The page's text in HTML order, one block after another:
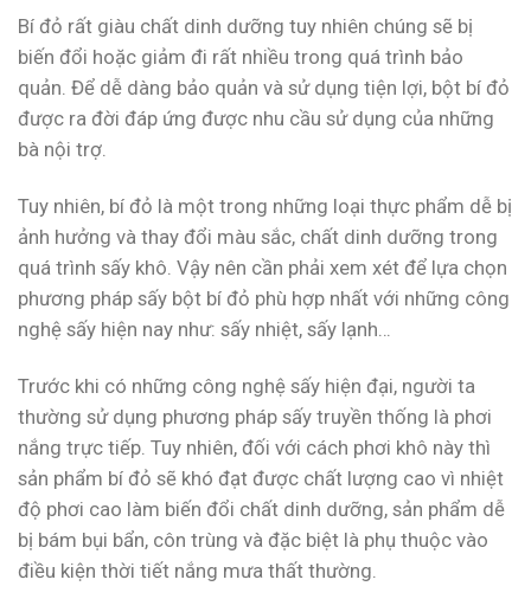
Bí đỏ rất giàu chất dinh dưỡng tuy nhiên chúng sẽ bị
biến đổi hoặc giảm đi rất nhiều trong quá trình bảo
quản. Để dễ dàng bảo quản và sử dụng tiện lợi, bột bí đỏ
được ra đời đáp ứng được nhu cầu sử dụng của những
bà nội trợ.
Tuy nhiên, bí đỏ là một trong những loại thực phẩm dễ bị
ảnh hưởng và thay đổi màu sắc, chất dinh dưỡng trong
quá trình sấy khô. Vậy nên cần phải xem xét để lựa chọn
phương pháp sấy bột bí đỏ phù hợp nhất với những công
nghệ sấy hiện nay như: sấy nhiệt, sấy lạnh…
Trước khi có những công nghệ sấy hiện đại, người ta
thường sử dụng phương pháp sấy truyền thống là phơi
nắng trực tiếp. Tuy nhiên, đối với cách phơi khô này thì
sản phẩm bí đỏ sẽ khó đạt được chất lượng cao vì nhiệt
độ phơi cao làm biến đổi chất dinh dưỡng, sản phẩm dễ
bị bám bụi bẩn, côn trùng và đặc biệt là phụ thuộc vào
điều kiện thời tiết nắng mưa thất thường.